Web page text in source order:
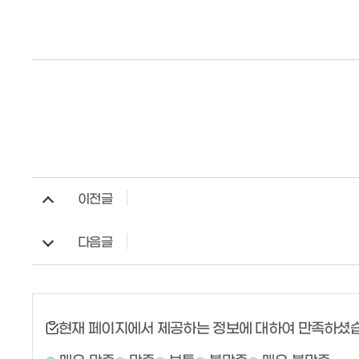
이전글
다음글
현재 페이지에서 제공하는 정보에 대하여 만족하셨